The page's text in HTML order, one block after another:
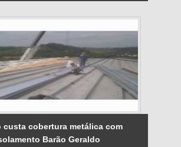
custa cobertura metálica com
Barão Geraldo